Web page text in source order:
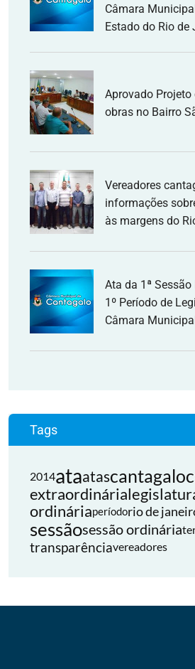
Câmara
Estado do Rio de
Aprovado Projeto
obras no Bairro
Vereadores
informações
às margens do
Ata da 1ª
1º Período de
Câmara
Tags
2014ataatascantagalo
extraordinária
ordináriaperíodorio de
sessãosessão ordinária
transparênciavereadores